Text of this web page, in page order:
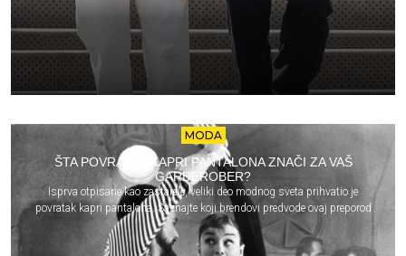
MODA
ŠTA POVRATAK KAPRI PANTALONA ZNAČI ZA VAŠ
GARDEROBER?
Isprva otpisane kao zastarele, veliki deo modnog sveta prihvatio je
povratak kapri pantalona. Saznajte koji brendovi predvode ovaj preporod